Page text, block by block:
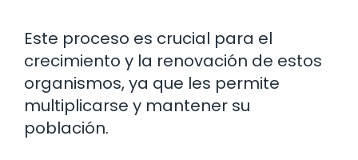
Este proceso es crucial para el
crecimiento y la renovación de estos
organismos, ya que les permite
multiplicarse y mantener su
población.